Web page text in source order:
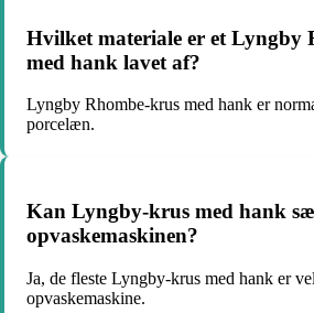
Hvilket materiale er et Lyngby
med hank lavet af?
Lyngby Rhombe-krus med hank er
porcelæn.
Kan Lyngby-krus med hank
opvaskemaskinen?
Ja, de fleste Lyngby-krus med hank er
opvaskemaskine.